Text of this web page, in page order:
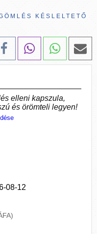
KÉSLELTETŐ
elleni kapszula,
és örömteli legyen!
08-12